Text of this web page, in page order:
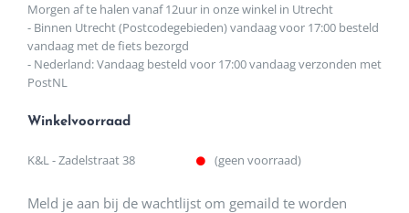
Morgen af te halen vanaf 12uur in onze winkel in Utrecht
- Binnen Utrecht (Postcodegebieden) vandaag voor 17:00 besteld
vandaag met de fiets bezorgd
- Nederland: Vandaag besteld voor 17:00 vandaag verzonden met
PostNL
Winkelvoorraad
K&L - Zadelstraat 38 (geen voorraad)
Meld je aan bij de wachtlijst om gemaild te worden